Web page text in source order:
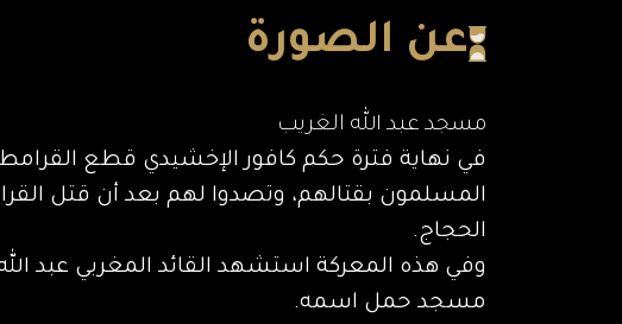
عن الصورة
مسجد عبد الله الغريب
في نهاية فترة حكم كافور الإخشيدي قطع
الحجاج.
وفي هذه المعركة استشهد القائد المغربي عبد
مسجد حمل اسمه.